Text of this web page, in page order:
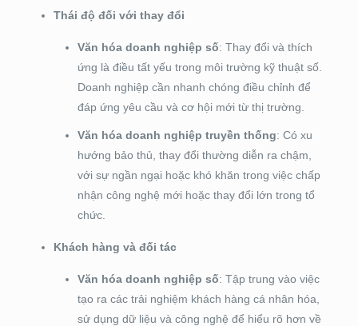
Thái độ đối với thay đổi
Văn hóa doanh nghiệp số: Thay đổi và thích
ứng là điều tất yếu trong môi trường kỹ thuật số.
Doanh nghiệp cần nhanh chóng điều chỉnh để
đáp ứng yêu cầu và cơ hội mới từ thị trường.
Văn hóa doanh nghiệp truyền thống: Có xu
hướng bảo thủ, thay đổi thường diễn ra chậm,
với sự ngần ngại hoặc khó khăn trong việc chấp
nhận công nghệ mới hoặc thay đổi lớn trong tổ
chức.
Khách hàng và đối tác
Văn hóa doanh nghiệp số: Tập trung vào việc
tạo ra các trải nghiệm khách hàng cá nhân hóa,
sử dụng dữ liệu và công nghệ để hiểu rõ hơn về